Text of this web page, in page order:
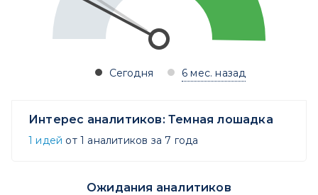
Сегодня 6 мес. назад
Интерес аналитиков: Темная лошадка
1 идей от 1 аналитиков за 7 года
Ожидания аналитиков